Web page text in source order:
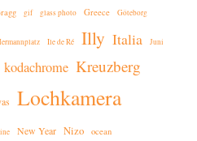
gif glass photo Greece Göteborg
Ile de Ré Illy Italia Juni
kodachrome Kreuzberg
Lochkamera
New Year Nizo ocean